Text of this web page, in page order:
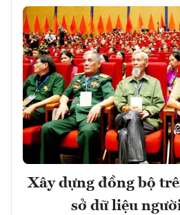
Xây dựng đồng bộ
sở dữ liệu